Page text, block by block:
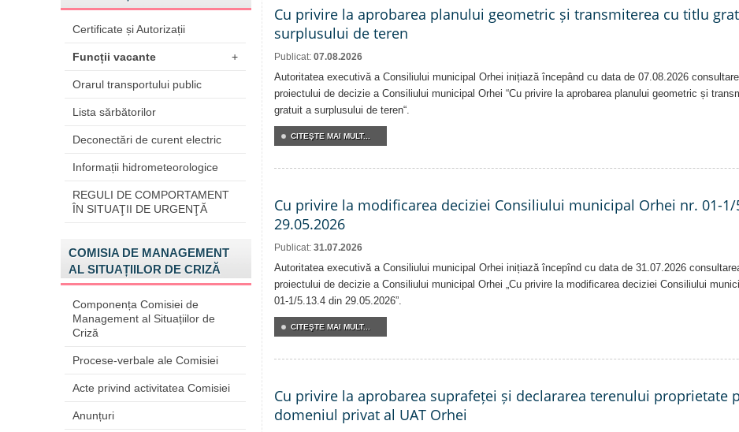
Certificate și Autorizații
Funcții vacante +
Orarul transportului public
Lista sărbătorilor
Deconectări de curent electric
Informații hidrometeorologice
REGULI DE COMPORTAMENT
ÎN SITUAŢII DE URGENŢĂ
COMISIA DE MANAGEMENT
AL SITUAȚIILOR DE CRIZĂ
Componența Comisiei de
Management al Situațiilor de
Criză
Procese-verbale ale Comisiei
Acte privind activitatea Comisiei
Anunțuri
Cu privire la aprobarea planului geometric și transmiterea cu titlu
surplusului de teren
Publicat: 07.08.2026
Autoritatea executivă a Consiliului municipal Orhei inițiază începând cu data de 07.08.2026
proiectului de decizie a Consiliului municipal Orhei “Cu privire la aprobarea planului geometric și
gratuit a surplusului de teren“.
CITEŞTE MAI MULT...
Cu privire la modificarea deciziei Consiliului municipal Orhei nr. 01-1/
29.05.2026
Publicat: 31.07.2026
Autoritatea executivă a Consiliului municipal Orhei inițiază începînd cu data de 31.07.2026
proiectului de decizie a Consiliului municipal Orhei „Cu privire la modificarea deciziei Consiliului
01-1/5.13.4 din 29.05.2026”.
CITEŞTE MAI MULT...
Cu privire la aprobarea suprafeței și declararea terenului proprietate
domeniul privat al UAT Orhei